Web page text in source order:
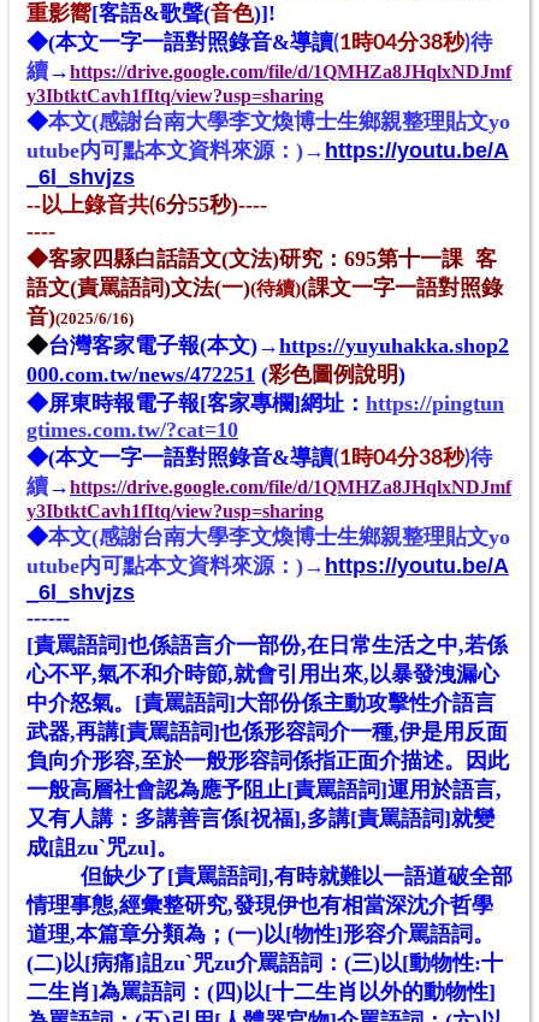
重影嚮[客語&歌聲(音色)]!
◆(本文一字一語對照錄音&導讀(1時04分38秒)待
續→https://drive.google.com/file/d/1QMHZa8JHqlxNDJmf
y3IbtktCavh1fItq/view?usp=sharing
◆本文(感謝台南大學李文煥博士生鄉親整理貼文yo
utube内可點本文資料來源：)→ https://youtu.be/A
_6l_shvjzs
--以上錄音共(6分55秒)----
----
◆客家四縣白話語文(文法)研究：695第十一課 客
語文(責罵語詞)文法(一)(待續)(課文一字一語對照錄
音)(2025/6/16)
◆台灣客家電子報(本文)→https://yuyuhakka.shop2
000.com.tw/news/472251 (彩色圖例說明)
◆屏東時報電子報[客家專欄]網址 ： https://pingtun
gtimes.com.tw/?cat=10
◆(本文一字一語對照錄音&導讀(1時04分38秒)待
續→https://drive.google.com/file/d/1QMHZa8JHqlxNDJmf
y3IbtktCavh1fItq/view?usp=sharing
◆本文(感謝台南大學李文煥博士生鄉親整理貼文yo
utube内可點本文資料來源：)→ https://youtu.be/A
_6l_shvjzs
------
[責罵語詞]也係語言介一部份,在日常生活之中,若係
心不平,氣不和介時節,就會引用出來,以暴發洩漏心
中介怒氣。[責罵語詞]大部份係主動攻擊性介語言
武器,再講[責罵語詞]也係形容詞介一種,伊是用反面
負向介形容,至於一般形容詞係指正面介描述。因此
一般高層社會認為應予阻止[責罵語詞]運用於語言,
又有人講：多講善言係[祝福],多講[責罵語詞]就變
成[詛zuˋ咒zu]。
但缺少了[責罵語詞],有時就難以一語道破全部
情理事態,經彙整研究,發現伊也有相當深沈介哲學
道理,本篇章分類為；(一)以[物性]形容介罵語詞。
(二)以[病痛]詛zuˋ咒zu介罵語詞：(三)以[動物性:十
二生肖]為罵語詞：(四)以[十二生肖以外的動物性]